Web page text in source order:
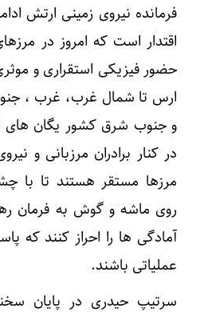
فرمانده نیروی زمینی ارتش
اقتدار است که امروز در
حضور فیزیکی استقراری و
ارس تا شمال غرب، غرب ،
و جنوب شرق کشور یگان های
در کنار برادران مرزبانی و
مرزها مستقر هستند تا با
روی ماشه و گوش به فرمان
آمادگی ها را احراز کنند که
عملیاتی باشند.
سرتیپ حیدری در پایان